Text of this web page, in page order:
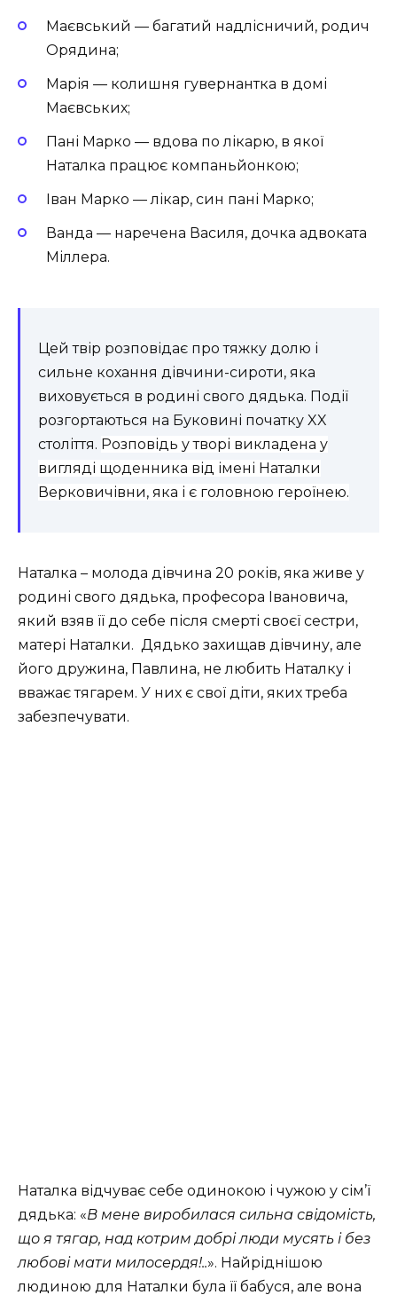
Маєвський — багатий надлісничий, родич
Орядина;
Марія — колишня гувернантка в домі
Маєвських;
Пані Марко — вдова по лікарю, в якої
Наталка працює компаньйонкою;
Іван Марко — лікар, син пані Марко;
Ванда — наречена Василя, дочка адвоката
Міллера.
Цей твір розповідає про тяжку долю і
сильне кохання дівчини-сироти, яка
виховується в родині свого дядька. Події
розгортаються на Буковині початку XX
століття. Розповідь у творі викладена у
вигляді щоденника від імені Наталки
Верковичівни, яка і є головною героїнею.
Наталка – молода дівчина 20 років, яка живе у
родині свого дядька, професора Івановича,
який взяв її до себе після смерті своєї сестри,
матері Наталки. Дядько захищав дівчину, але
його дружина, Павлина, не любить Наталку і
вважає тягарем. У них є свої діти, яких треба
забезпечувати.
Наталка відчуває себе одинокою і чужою у сім’ї
дядька: «В мене виробилася сильна свідомість,
що я тягар, над котрим добрі люди мусять і без
любові мати милосердя!..». Найріднішою
людиною для Наталки була її бабуся, але вона